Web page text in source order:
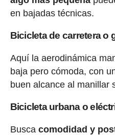
en bajadas técnicas.
Bicicleta de carretera o
Aquí la aerodinámica
baja pero cómoda, con
buen alcance al manillar
Bicicleta urbana o
Busca comodidad y